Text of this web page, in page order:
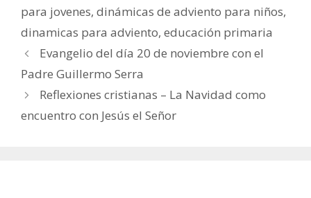
para jovenes, dinámicas de adviento para niños,
dinamicas para adviento, educación primaria
Evangelio del día 20 de noviembre con el
Padre Guillermo Serra
Reflexiones cristianas – La Navidad como
encuentro con Jesús el Señor